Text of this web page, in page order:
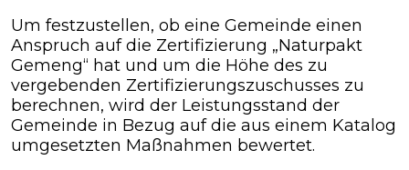
Um festzustellen, ob eine Gemeinde einen
Anspruch auf die Zertifizierung „Naturpakt
Gemeng“ hat und um die Höhe des zu
vergebenden Zertifizierungszuschusses zu
berechnen, wird der Leistungsstand der
Gemeinde in Bezug auf die aus einem Katalog
umgesetzten Maßnahmen bewertet.